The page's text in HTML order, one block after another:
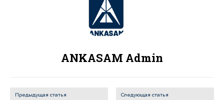
ANKASAM Admin
Предыдущая статья Следующая статья